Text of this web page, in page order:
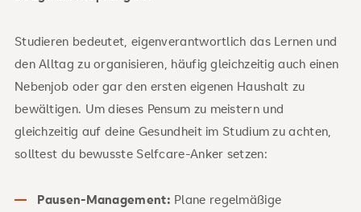
Studieren bedeutet, eigenverantwortlich das Lernen und
den Alltag zu organisieren, häufig gleichzeitig auch einen
Nebenjob oder gar den ersten eigenen Haushalt zu
bewältigen. Um dieses Pensum zu meistern und
gleichzeitig auf deine Gesundheit im Studium zu achten,
solltest du bewusste Selfcare-Anker setzen:
Pausen-Management: Plane regelmäßige